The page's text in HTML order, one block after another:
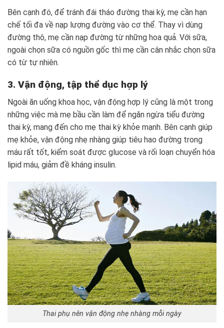
Bên cạnh đó, để tránh đái tháo đường thai kỳ, mẹ cần hạn
chế tối đa về nạp lượng đường vào cơ thể. Thay vì dùng
đường thô, mẹ cần nạp đường từ những hoa quả. Với sữa,
ngoài chọn sữa có nguồn gốc thì mẹ cần cân nhắc chọn sữa
có từ tự nhiên.
3. Vận động, tập thể dục hợp lý
Ngoài ăn uống khoa học, vận động hợp lý cũng là một trong
những việc mà mẹ bầu cần làm để ngăn ngừa tiểu đường
thai kỳ, mang đến cho mẹ thai kỳ khỏe mạnh. Bên cạnh giúp
mẹ khỏe, vận động nhẹ nhàng giúp tiêu hao đường trong
máu rất tốt, kiểm soát được glucose và rối loạn chuyển hóa
lipid máu, giảm đề kháng insulin.
Thai phụ nên vận động nhẹ nhàng mỗi ngày